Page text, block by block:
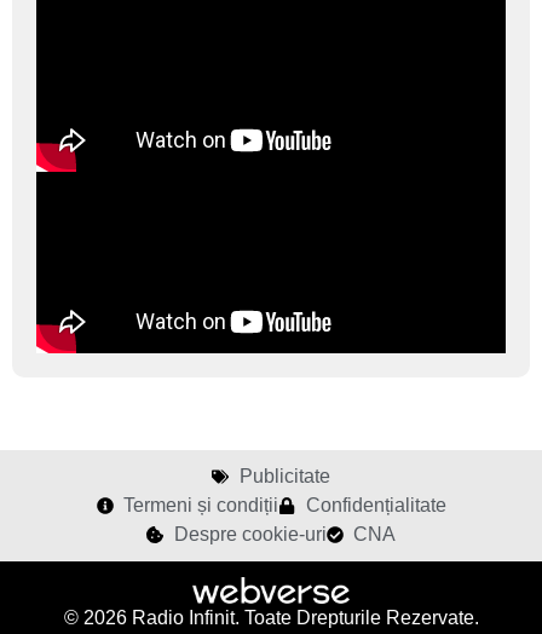
Publicitate
Termeni și condiții
Confidențialitate
Despre cookie-uri
CNA
© 2026 Radio Infinit. Toate Drepturile Rezervate.